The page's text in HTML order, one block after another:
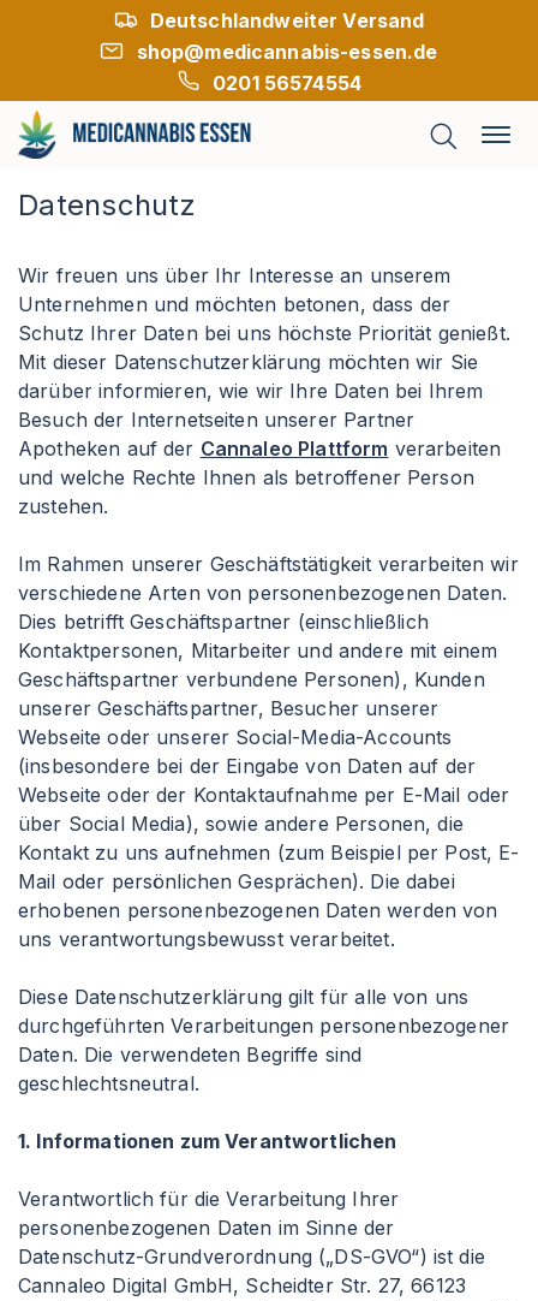
Deutschlandweiter Versand
shop@medicannabis-essen.de
0201 56574554
Datenschutz
Wir freuen uns über Ihr Interesse an unserem
Unternehmen und möchten betonen, dass der
Schutz Ihrer Daten bei uns höchste Priorität genießt.
Mit dieser Datenschutzerklärung möchten wir Sie
darüber informieren, wie wir Ihre Daten bei Ihrem
Besuch der Internetseiten unserer Partner
Apotheken auf der Cannaleo Plattform verarbeiten
und welche Rechte Ihnen als betroffener Person
zustehen.
Im Rahmen unserer Geschäftstätigkeit verarbeiten wir
verschiedene Arten von personenbezogenen Daten.
Dies betrifft Geschäftspartner (einschließlich
Kontaktpersonen, Mitarbeiter und andere mit einem
Geschäftspartner verbundene Personen), Kunden
unserer Geschäftspartner, Besucher unserer
Webseite oder unserer Social-Media-Accounts
(insbesondere bei der Eingabe von Daten auf der
Webseite oder der Kontaktaufnahme per E-Mail oder
über Social Media), sowie andere Personen, die
Kontakt zu uns aufnehmen (zum Beispiel per Post, E-
Mail oder persönlichen Gesprächen). Die dabei
erhobenen personenbezogenen Daten werden von
uns verantwortungsbewusst verarbeitet.
Diese Datenschutzerklärung gilt für alle von uns
durchgeführten Verarbeitungen personenbezogener
Daten. Die verwendeten Begriffe sind
geschlechtsneutral.
1. Informationen zum Verantwortlichen
Verantwortlich für die Verarbeitung Ihrer
personenbezogenen Daten im Sinne der
Datenschutz-Grundverordnung („DS-GVO“) ist die
Cannaleo Digital GmbH, Scheidter Str. 27, 66123